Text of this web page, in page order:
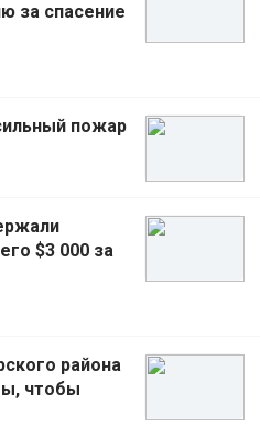
за спасение
пожар
$3 000 за
района
чтобы